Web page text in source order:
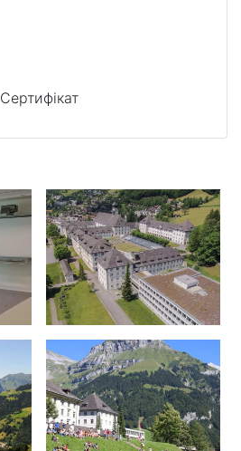
Сертифікат